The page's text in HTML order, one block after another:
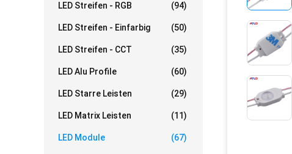
LED Streifen - RGB (94)
LED Streifen - Einfarbig (50)
LED Streifen - CCT (35)
LED Alu Profile (60)
LED Starre Leisten (29)
LED Matrix Leisten (11)
LED Module (67)